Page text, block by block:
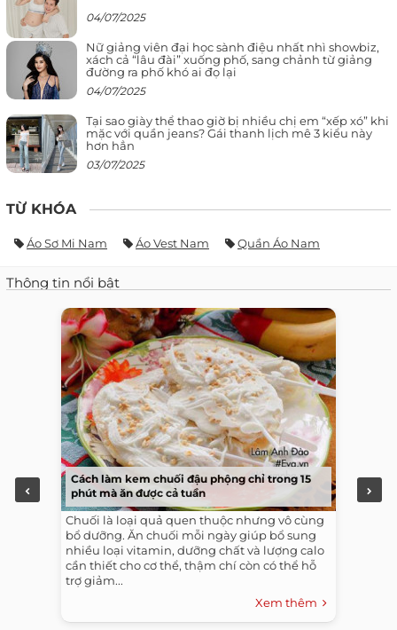
04/07/2025
Nữ giảng viên đại học sành điệu nhất nhì showbiz,
xách cả “lâu đài” xuống phố, sang chảnh từ giảng
đường ra phố khó ai đọ lại
04/07/2025
Tại sao giày thể thao giờ bị nhiều chị em “xếp xó” khi
mặc với quần jeans? Gái thanh lịch mê 3 kiểu này
hơn hẳn
03/07/2025
TỪ KHÓA
Áo Sơ Mi Nam Áo Vest Nam Quần Áo Nam
Thông tin nổi bật
Cách làm kem chuối đậu phộng chỉ trong 15
phút mà ăn được cả tuần
Chuối là loại quả quen thuộc nhưng vô cùng
bổ dưỡng. Ăn chuối mỗi ngày giúp bổ sung
nhiều loại vitamin, dưỡng chất và lượng calo
cần thiết cho cơ thể, thậm chí còn có thể hỗ
trợ giảm...
Xem thêm